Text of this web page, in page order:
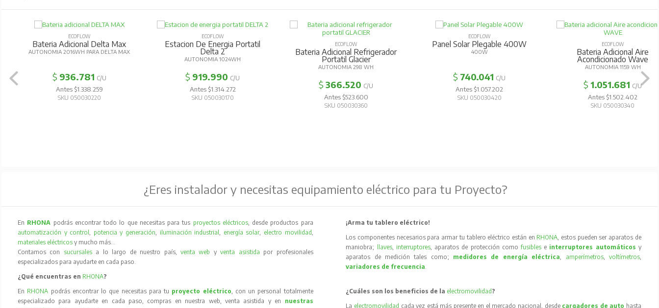
ECOFLOW
Bateria Adicional Delta Max
AUTONOMIA 2016WH PARA DELTA MAX
$ 936.781 C/U
Antes $1.338.259
SKU 050030220
ECOFLOW
Estacion De Energia Portatil
Delta 2
AUTONOMIA 1024WH
$ 919.990 C/U
Antes $1.314.272
SKU 050030170
ECOFLOW
Bateria Adicional Refrigerador
Portatil Glacier
AUTONOMIA 298 WH
$366.520 C/U
Antes $523.600
SKU 050030360
ECOFLOW
Panel Solar Plegable 400W
400W
$ 740.041 C/U
Antes $1.057.202
SKU 050030420
ECOFLOW
Bateria Adicional Aire
Acondicionado Wave
AUTONOMIA 1159 WH
$ 1.051.681 C/U
Antes $1.502.402
SKU 050030340
¿Eres instalador y necesitas equipamiento eléctrico para tu Proyecto?
En RHONA podrás encontrar todo lo que necesitas para tus proyectos eléctricos, desde productos para
automatización y control, potencia y generación, iluminación industrial, energía solar, electro movilidad,
materiales eléctricos y mucho más…
Contamos con sucursales a lo largo de nuestro país, venta web yventa asistida por profesionales
especializados para ayudarte en cada paso.
¿Qué encuentras en RHONA?
En RHONA podrás encontrar lo que necesitas para tu proyecto eléctrico, con un personal totalmente
especializado para ayudarte en cada paso, compras en nuestra web, venta asistida y en nuestras
¡Arma tu tablero eléctrico!
Los componentes necesarios para armar tu tablero eléctrico están en RHONA, estos pueden ser aparatos de
maniobra;
llaves, interruptores, aparatos de protección comofusibles e interruptores automáticos y
aparatos de medición tales como; medidores de energía eléctrica, amperímetros, voltímetros,
variadores de frecuencia.
¿Cuáles son los beneficios de la electromovilidad ?
La electromovilidad cada vez está más presente en el mercado nacional, desde cargadores de auto hasta